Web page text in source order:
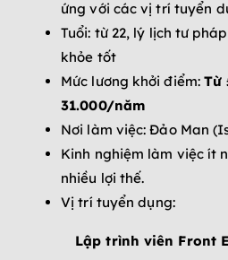
ứng với các vị trí tuyển
Tuổi: từ 22, lý lịch tư
khỏe tốt
Mức lương khởi điểm:Từ
31.000/năm
Nơi làm việc: Đảo Man
Kinh nghiệm làm việc ít
nhiều lợi thế.
Vị trí tuyển dụng:
Lập trình viên Front